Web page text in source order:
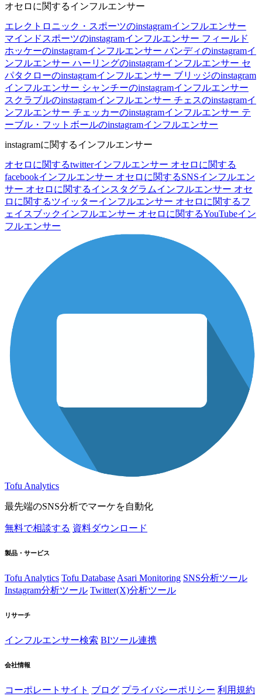
オセロに関するインフルエンサー
エレクトロニック・スポーツのinstagramインフルエンサー
マインドスポーツのinstagramインフルエンサー フィールド
ホッケーのinstagramインフルエンサー バンディのinstagramイ
ンフルエンサー ハーリングのinstagramインフルエンサー セ
パタクローのinstagramインフルエンサー ブリッジのinstagram
インフルエンサー シャンチーのinstagramインフルエンサー
スクラブルのinstagramインフルエンサー チェスのinstagramイ
ンフルエンサー チェッカーのinstagramインフルエンサー テ
ーブル・フットボールのinstagramインフルエンサー
instagramに関するインフルエンサー
オセロに関するtwitterインフルエンサー オセロに関する
facebookインフルエンサー オセロに関するSNSインフルエン
サー オセロに関するインスタグラムインフルエンサー オセ
ロに関するツイッターインフルエンサー オセロに関するフ
ェイスブックインフルエンサー オセロに関するYouTubeイン
フルエンサー
Tofu Analytics
最先端のSNS分析でマーケを自動化
無料で相談する 資料ダウンロード
製品・サービス
Tofu Analytics Tofu Database Asari Monitoring SNS分析ツール
Instagram分析ツール Twitter(X)分析ツール
リサーチ
インフルエンサー検索 BIツール連携
会社情報
コーポレートサイト ブログ プライバシーポリシー 利用規約